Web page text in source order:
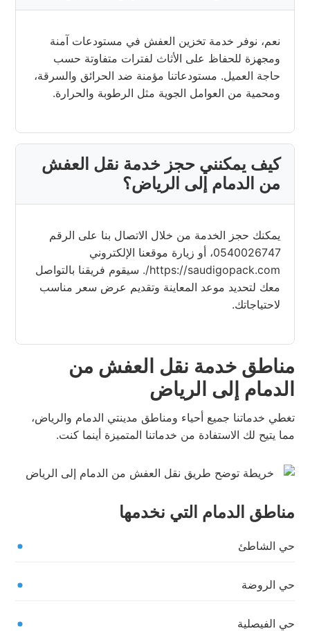
نعم، نوفر خدمة تخزين العفش في مستودعات آمنة
ومجهزة للحفاظ على الأثاث لفترات متفاوتة حسب
حاجة العميل. مستودعاتنا مؤمنة ضد الحرائق والسرقة،
ومحمية من العوامل الجوية مثل الرطوبة والحرارة.
كيف يمكنني حجز خدمة نقل العفش
من الدمام إلى الرياض؟
يمكنك حجز الخدمة من خلال الاتصال بنا على الرقم
0540026747، أو زيارة موقعنا الإلكتروني
https://saudigopack.com/. سيقوم فريقنا بالتواصل
معك لتحديد موعد المعاينة وتقديم عرض سعر مناسب
لاحتياجاتك.
مناطق خدمة نقل العفش من
الدمام إلى الرياض
تغطي خدماتنا جميع أحياء ومناطق مدينتي الدمام والرياض،
مما يتيح لك الاستفادة من خدماتنا المتميزة أينما كنت.
مناطق الدمام التي نخدمها
حي الشاطئ
حي الروضة
حي الفيصلية